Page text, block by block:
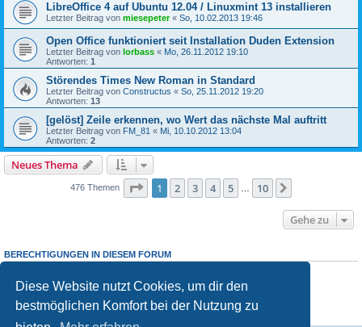
Diese Website nutzt Cookies, um dir den
bestmöglichen Komfort bei der Nutzung zu
LibreOffice 4 auf Ubuntu 12.04 / Linuxmint 13 installieren
Letzter Beitrag von miesepeter« So, 10.02.2013 19:46
Open Office funktioniert seit Installation Duden Extension
Letzter Beitrag von lorbass « Mo, 26.11.2012 19:10
Antworten: 1
Störendes Times New Roman in Standard
Letzter Beitrag von Constructus « So, 25.11.2012 19:20
Antworten: 13
[gelöst] Zeile erkennen, wo Wert das nächste Mal auftritt
Letzter Beitrag von FM_81 « Mi, 10.10.2012 13:04
Antworten: 2
Neues Thema
476 Themen Seite 1von 10
1 2 3 4 5 10
Gehe zu
BERECHTIGUNGEN IN DIESEM FORUM
Dudarfst
Antworten zu Themen in diesem Forum erstellen.
Du darfst deine Beiträge in diesem Forumnichtändern.
Du darfst deine Beiträge in diesem Forum nicht löschen.
keine